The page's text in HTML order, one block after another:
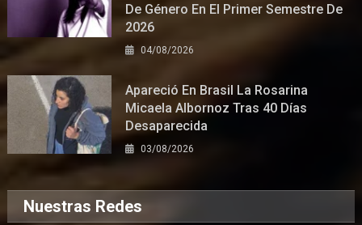
De Género En El Primer Semestre De
2026
04/08/2026
Apareció En Brasil La Rosarina
Micaela Albornoz Tras 40 Días
Desaparecida
03/08/2026
Nuestras Redes